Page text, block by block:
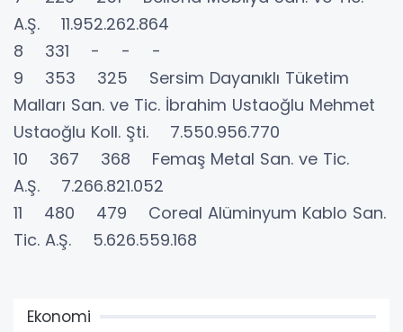
A.Ş. 11.952.262.864
8 331 - - -
9 353 325 Sersim Dayanıklı Tüketim
Malları San. ve Tic. İbrahim Ustaoğlu Mehmet
Ustaoğlu Koll. Şti. 7.550.956.770
10 367 368 Femaş Metal San. ve Tic.
A.Ş. 7.266.821.052
11 480 479 Coreal Alüminyum Kablo San.
Tic. A.Ş. 5.626.559.168
Ekonomi